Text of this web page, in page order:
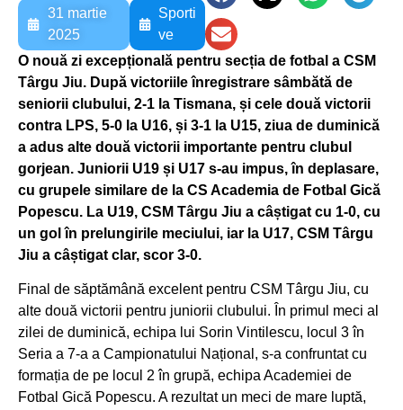
31 martie
2025
Sporti
ve
O nouă zi excepțională pentru secția de fotbal a CSM
Târgu Jiu. După victoriile înregistrare sâmbătă de
seniorii clubului, 2-1 la Tismana, și cele două victorii
contra LPS, 5-0 la U16, și 3-1 la U15, ziua de duminică
a adus alte două victorii importante pentru clubul
gorjean. Juniorii U19 și U17 s-au impus, în deplasare,
cu grupele similare de la CS Academia de Fotbal Gică
Popescu. La U19, CSM Târgu Jiu a câștigat cu 1-0, cu
un gol în prelungirile meciului, iar la U17, CSM Târgu
Jiu a câștigat clar, scor 3-0.
Final de săptămână excelent pentru CSM Târgu Jiu, cu
alte două victorii pentru juniorii clubului. În primul meci al
zilei de duminică, echipa lui Sorin Vintilescu, locul 3 în
Seria a 7-a a Campionatului Național, s-a confruntat cu
formația de pe locul 2 în grupă, echipa Academiei de
Fotbal Gică Popescu. A rezultat un meci de mare luptă,